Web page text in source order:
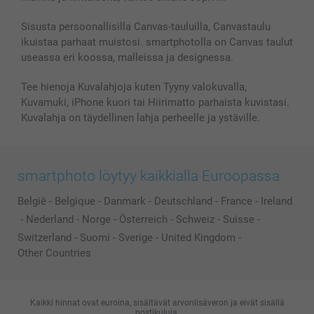
Valokuvakehykset & Lisätarvikkeet
Lahjakortti
Kaikki kuvatuotteet
Sisusta persoonallisilla Canvas-tauluilla, Canvastaulu
ikuistaa parhaat muistosi. smartphotolla on Canvas taulut
useassa eri koossa, malleissa ja designessa.
Tee hienoja Kuvalahjoja kuten Tyyny valokuvalla,
Kuvamuki, iPhone kuori tai Hiirimatto parhaista kuvistasi.
Kuvalahja on täydellinen lahja perheelle ja ystäville.
smartphoto löytyy kaikkialla Euroopassa
België - Belgique - Danmark - Deutschland - France - Ireland
- Nederland - Norge - Österreich - Schweiz - Suisse -
Switzerland - Suomi - Sverige - United Kingdom -
Other Countries
Kaikki hinnat ovat euroina, sisältävät arvonlisäveron ja eivät sisällä